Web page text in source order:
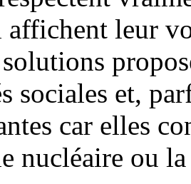
affichent leur
sociales et,
car elles
nucléaire ou